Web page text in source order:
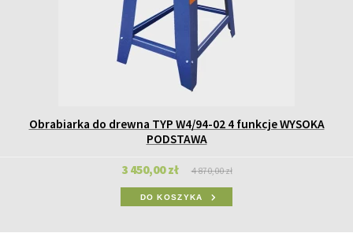
Obrabiarka do drewna TYP W4/94-02 4 funkcje WYSOKA
PODSTAWA
3 450,00 zł 4 870,00 zł
DO KOSZYKA